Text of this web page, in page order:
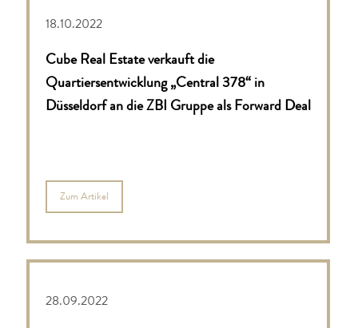
18.10.2022
Cube Real Estate verkauft die
Quartiersentwicklung „Central 378“ in
Düsseldorf an die ZBI Gruppe als Forward Deal
Zum Artikel
28.09.2022